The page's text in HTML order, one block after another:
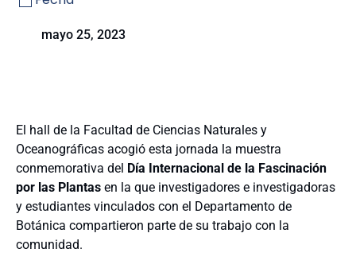
mayo 25, 2023
El hall de la Facultad de Ciencias Naturales y
Oceanográficas acogió esta jornada la muestra
conmemorativa del Día Internacional de la Fascinación
por las Plantas en la que investigadores e investigadoras
y estudiantes vinculados con el Departamento de
Botánica compartieron parte de su trabajo con la
comunidad.